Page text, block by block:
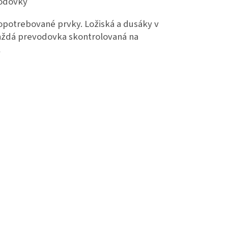
prvky. Ložiská a dusáky v
prevodovka skontrolovaná na